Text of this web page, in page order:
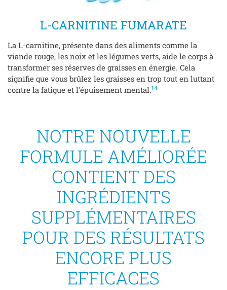
L-CARNITINE FUMARATE
La L-carnitine, présente dans des aliments comme la
viande rouge, les noix et les légumes verts, aide le corps à
transformer ses réserves de graisses en énergie. Cela
signifie que vous brûlez les graisses en trop tout en luttant
contre la fatigue et l'épuisement mental.14
NOTRE NOUVELLE
FORMULE AMÉLIORÉE
CONTIENT DES
INGRÉDIENTS
SUPPLÉMENTAIRES
POUR DES RÉSULTATS
ENCORE PLUS
EFFICACES